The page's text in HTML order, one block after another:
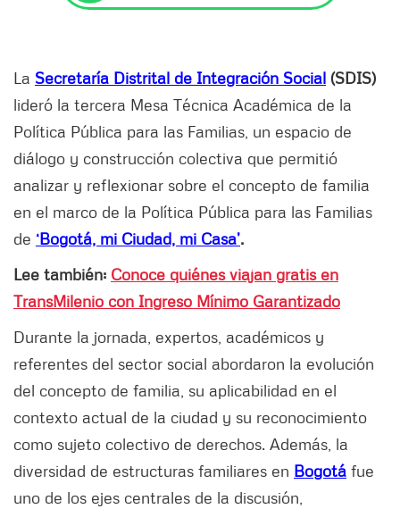
La Secretaría Distrital de Integración Social (SDIS)
lideró la tercera Mesa Técnica Académica de la
Política Pública para las Familias, un espacio de
diálogo y construcción colectiva que permitió
analizar y reflexionar sobre el concepto de familia
en el marco de la Política Pública para las Familias
de ‘Bogotá, mi Ciudad, mi Casa’.
Lee también: Conoce quiénes viajan gratis en
TransMilenio con Ingreso Mínimo Garantizado
Durante la jornada, expertos, académicos y
referentes del sector social abordaron la evolución
del concepto de familia, su aplicabilidad en el
contexto actual de la ciudad y su reconocimiento
como sujeto colectivo de derechos. Además, la
diversidad de estructuras familiares en Bogotá fue
uno de los ejes centrales de la discusión,